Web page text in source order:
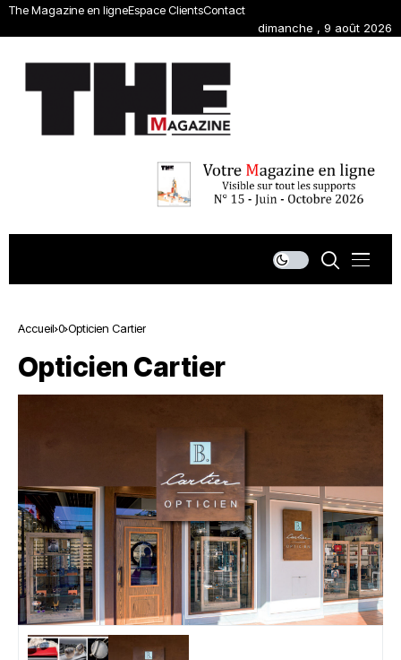
The Magazine en ligneEspace ClientsContact
dimanche , 9 août 2026
Accueil 0 Opticien Cartier
Opticien Cartier